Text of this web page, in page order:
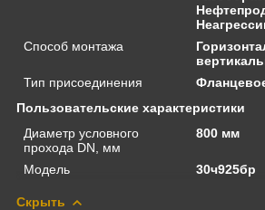
Способ монтажа
Тип присоединения
Пользовательские характеристики
Диаметр условного
прохода DN, мм
800 мм
Модель 30ч925бр
Скрыть